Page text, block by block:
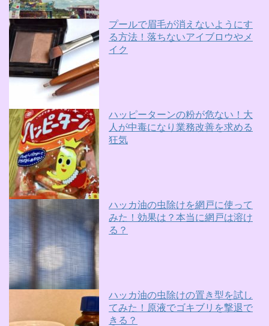
プールで眉毛が消えないようにす
る方法！落ちないアイブロウやメ
イク
ハッピーターンの粉が危ない！大
人が中毒になり業務改善を求める
狂気
ハッカ油の虫除けを網戸に使って
みた！効果は？本当に網戸は溶け
る？
ハッカ油の虫除けの置き型を試し
てみた！原液でゴキブリを撃退で
きる？